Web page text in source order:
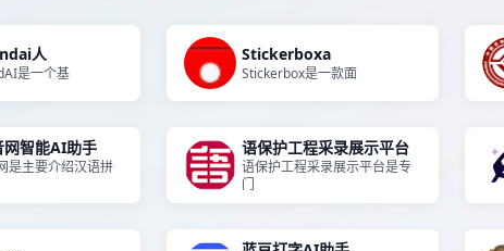
人
是一个基
Stickerboxa
Stickerbox是一款面
网智能AI助手
是主要介绍汉语拼
语保护工程采录展示平台
语保护工程采录展示平台是专
门